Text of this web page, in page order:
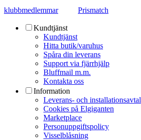
klubbmedlemmar Prismatch
Kundtjänst
Kundtjänst
Hitta butik/varuhus
Spåra din leverans
Support via fjärrhjälp
Bluffmail m.m.
Kontakta oss
Information
Leverans- och installationsavtal
Cookies på Elgiganten
Marketplace
Personuppgiftspolicy
Visselblåsning